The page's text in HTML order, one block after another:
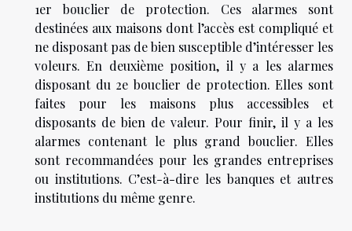
1er bouclier de protection. Ces alarmes sont
destinées aux maisons dont l’accès est compliqué et
ne disposant pas de bien susceptible d’intéresser les
voleurs. En deuxième position, il y a les alarmes
disposant du 2e bouclier de protection. Elles sont
faites pour les maisons plus accessibles et
disposants de bien de valeur. Pour finir, il y a les
alarmes contenant le plus grand bouclier. Elles
sont recommandées pour les grandes entreprises
ou institutions. C’est-à-dire les banques et autres
institutions du même genre.